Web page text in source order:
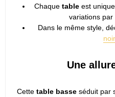
Chaque table est
variations par
Dans le même style,
Une
Cette table basseséduit par